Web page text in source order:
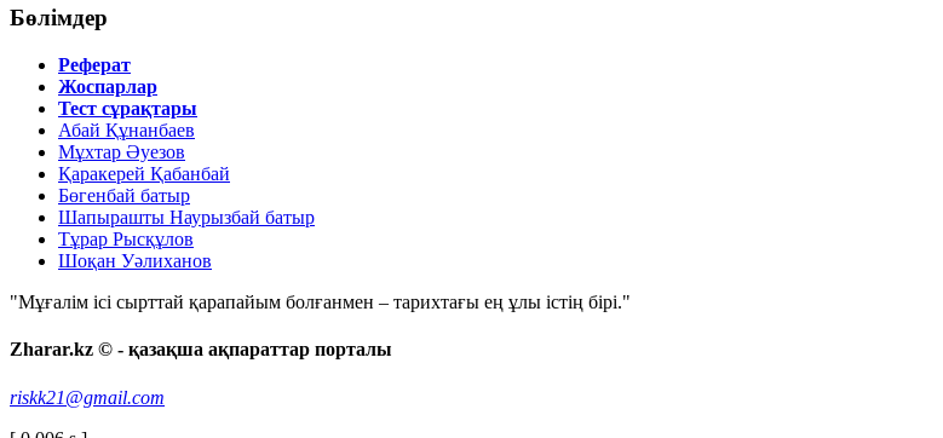
Бөлімдер
Реферат
Жоспарлар
Тест сұрақтары
Абай Құнанбаев
Мұхтар Әуезов
Қаракерей Қабанбай
Бөгенбай батыр
Шапырашты Наурызбай батыр
Тұрар Рысқұлов
Шоқан Уәлиханов
"Мұғалім ісі сырттай қарапайым болғанмен – тарихтағы ең ұлы істің бірі."
Zharar.kz © - қазақша ақпараттар порталы
riskk21@gmail.com